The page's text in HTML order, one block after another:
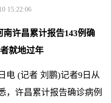
15:22:06
许昌累计报告143例确
就地过年
电 (记者 刘鹏)记者9日从
，许昌累计报告确诊病例